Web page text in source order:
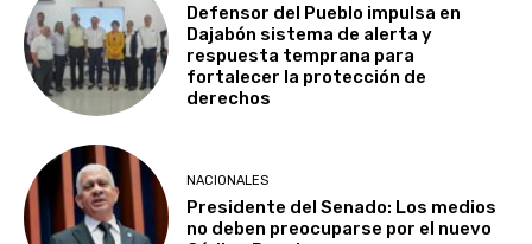
Defensor del Pueblo impulsa en
Dajabón sistema de alerta y
respuesta temprana para
fortalecer la protección de
derechos
NACIONALES
Presidente del Senado: Los medios
no deben preocuparse por el nuevo